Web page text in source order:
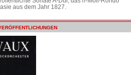
aus dem Jahr 1827.